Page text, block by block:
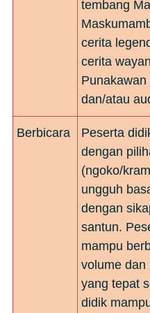
tembang
cerita
cerita
dan/atau
Berbicara
Peserta
dengan
(ngoko/
ungguh
dengan
santun.
mampu
volume dan
yang tepat
didik